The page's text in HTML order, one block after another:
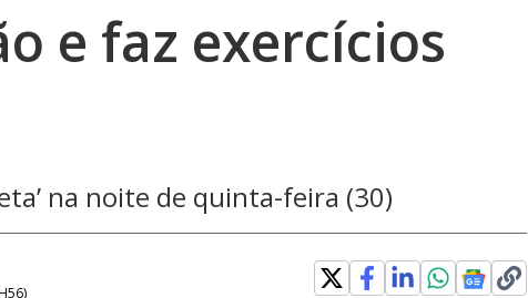
e faz exercícios
na noite de quinta-feira (30)
)